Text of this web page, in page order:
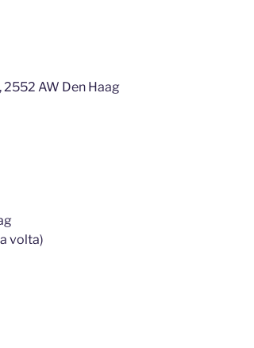
2552 AW Den Haag
volta)